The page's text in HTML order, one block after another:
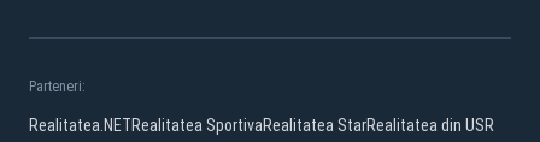
Parteneri:
Realitatea.NETRealitatea SportivaRealitatea StarRealitatea din USR